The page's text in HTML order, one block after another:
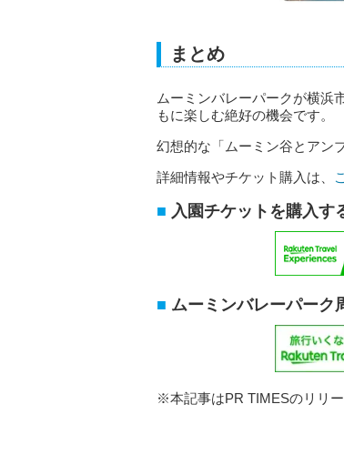
まとめ
ムーミンバレーパークが横浜
もに楽しむ絶好の機会です。
幻想的な「ムーミン谷とアン
詳細情報やチケット購入は、
入園チケットを購入す
ムーミンバレーパーク
※本記事はPR TIMESのリリ